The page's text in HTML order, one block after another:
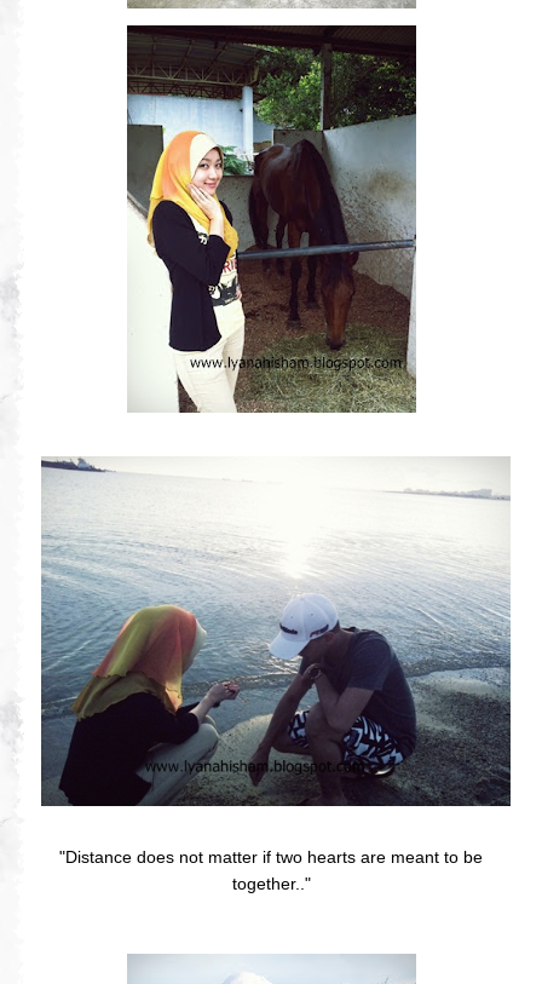
"Distance does not matter if two hearts are meant to be
together.."